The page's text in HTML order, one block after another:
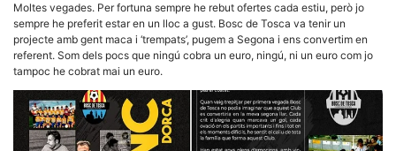
Moltes vegades. Per fortuna sempre he rebut ofertes cada estiu, però jo
sempre he preferit estar en un lloc a gust. Bosc de Tosca va tenir un
projecte amb gent maca i ‘trempats’, pugem a Segona i ens convertim en
referent. Som dels pocs que ningú cobra un euro, ningú, ni un euro com jo
tampoc he cobrat mai un euro.